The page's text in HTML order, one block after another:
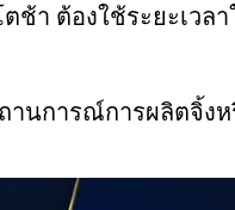
ช้า ต้องใช้ระยะเว
นการณ์การผลิตจิ้งห